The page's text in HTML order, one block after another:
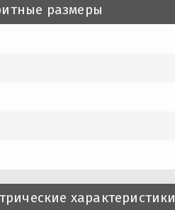
размеры
характеристики